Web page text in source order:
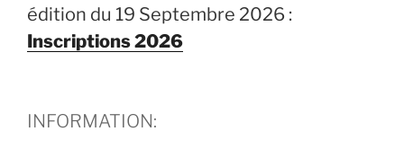
édition du 19 Septembre 2026 :
Inscriptions 2026
INFORMATION: